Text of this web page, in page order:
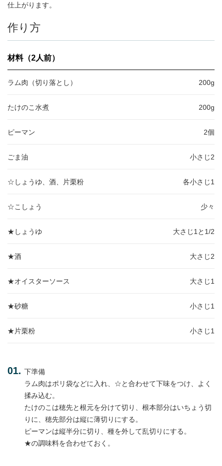
仕上がります。
作り方
材料（2人前）
ラム肉（切り落とし） 200g
たけのこ水煮 200g
ピーマン 2個
ごま油 小さじ2
☆しょうゆ、酒、片栗粉 各小さじ1
☆こしょう 少々
★しょうゆ 大さじ1と1/2
★酒 大さじ2
★オイスターソース 大さじ1
★砂糖 小さじ1
★片栗粉 小さじ1
下準備
ラム肉はポリ袋などに入れ、☆と合わせて下味をつけ、よく
揉み込む。
たけのこは穂先と根元を分けて切り、根本部分はいちょう切
りに、穂先部分は縦に薄切りにする。
ピーマンは縦半分に切り、種を外して乱切りにする。
★の調味料を合わせておく。